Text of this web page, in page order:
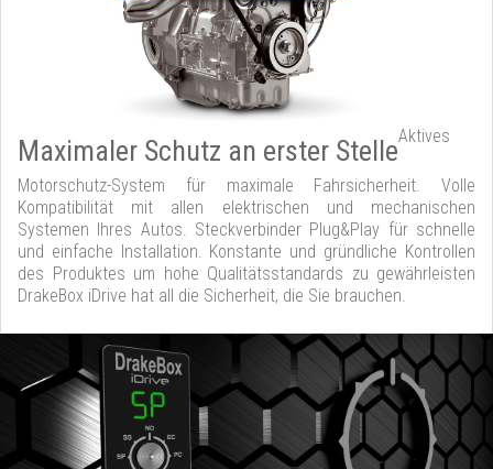
Maximaler Schutz an erster StelleAktives
Motorschutz-System für maximale Fahrsicherheit. Volle
Kompatibilität mit allen elektrischen und mechanischen
Systemen Ihres Autos. Steckverbinder Plug&Play für schnelle
und einfache Installation. Konstante und gründliche Kontrollen
des Produktes um hohe Qualitätsstandards zu gewährleisten
DrakeBox iDrive hat all die Sicherheit, die Sie brauchen.